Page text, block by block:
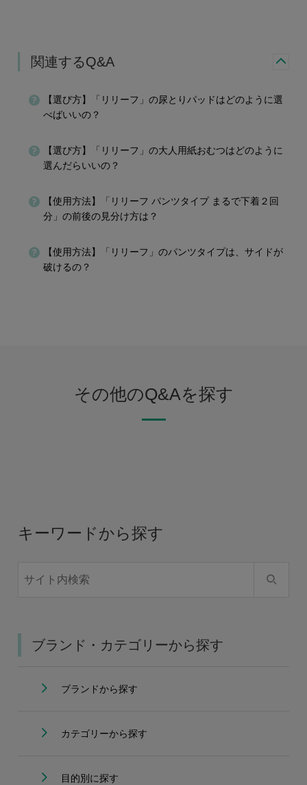
関連するQ&A
【選び方】「リリーフ」の尿とりパッドはどのように選
べばいいの？
【選び方】「リリーフ」の大人用紙おむつはどのように
選んだらいいの？
【使用方法】「リリーフ パンツタイプ まるで下着２回
分」の前後の見分け方は？
【使用方法】「リリーフ」のパンツタイプは、サイドが
破けるの？
その他のQ&Aを探す
キーワードから探す
ブランド・カテゴリーから探す
ブランドから探す
カテゴリーから探す
目的別に探す